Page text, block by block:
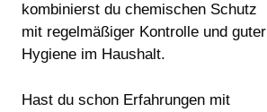
kombinierst du chemischen Schutz
mit regelmäßiger Kontrolle und guter
Hygiene im Haushalt.
Hast du schon Erfahrungen mit